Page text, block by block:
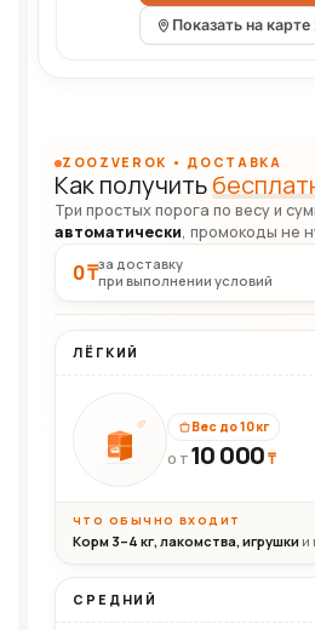
Показать на
ZOOZVEROK • ДОСТАВКА
Как получить
Три простых порога по весу и
автоматически, промокоды не
0 ₸за доставку
при выполнении условий
ЛЁГКИЙ
10кг
Вес до 10 кг
ОТ 10 000₸
ЧТО ОБЫЧНО ВХОДИТ
Корм 3–4 кг, лакомства, игрушки и
СРЕДНИЙ